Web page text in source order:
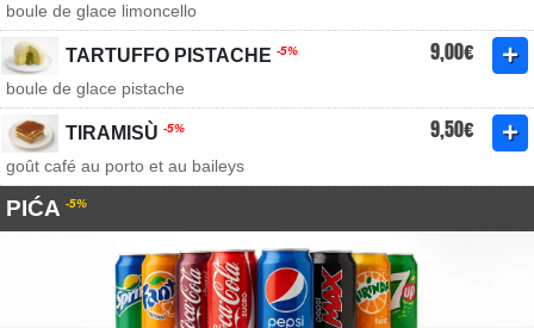
boule de glace limoncello
TARTUFFO PISTACHE -5% 9,00€
boule de glace pistache
TIRAMISÙ -5% 9,50€
goût café au porto et au baileys
PIĆA -5%